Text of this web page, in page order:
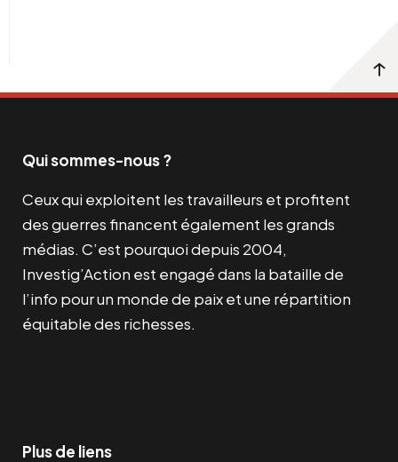
Qui sommes-nous ?
Ceux qui exploitent les travailleurs et profitent
des guerres financent également les grands
médias. C’est pourquoi depuis 2004,
Investig’Action est engagé dans la bataille de
l’info pour un monde de paix et une répartition
équitable des richesses.
Plus de liens